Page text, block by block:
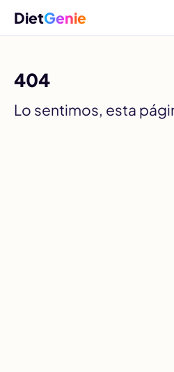
DietGenie
404
Lo sentimos, esta